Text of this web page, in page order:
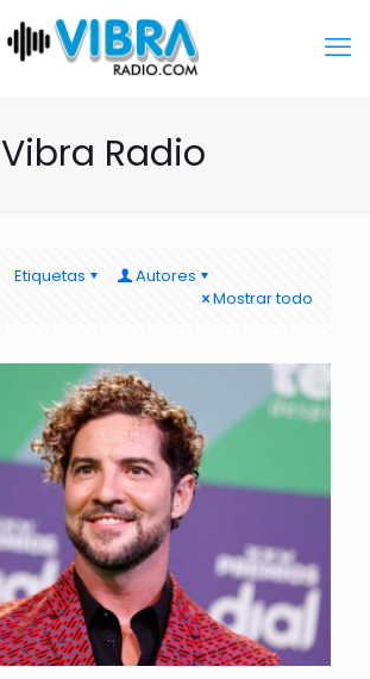
Vibra Radio
Etiquetas
Autores
Mostrar todo